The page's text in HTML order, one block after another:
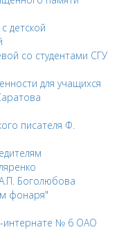
детской
со студентами СГУ
для учащихся
писателя Ф.
Боголюбова
фонаря"
интернате № 6 ОАО